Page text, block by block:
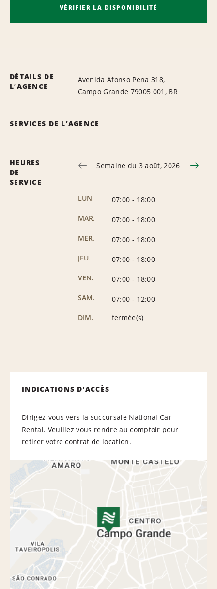
VÉRIFIER LA DISPONIBILITÉ
DÉTAILS DE
L’AGENCE
Avenida Afonso Pena 318,
Campo Grande 79005 001, BR
SERVICES DE L’AGENCE
HEURES
DE
SERVICE
Semaine du 3 août, 2026
LUN. 07:00 - 18:00
MAR.
07:00 - 18:00
MER.
07:00 - 18:00
JEU.
07:00 - 18:00
VEN.
07:00 - 18:00
SAM.
07:00 - 12:00
DIM.
fermée(s)
INDICATIONS D’ACCÈS
Dirigez-vous vers la succursale National Car
Rental. Veuillez vous rendre au comptoir pour
retirer votre contrat de location.